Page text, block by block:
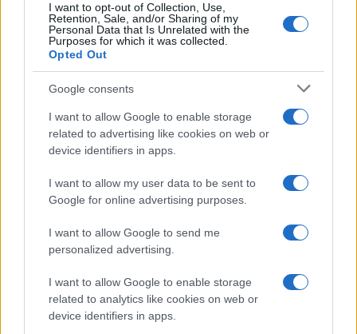
I want to opt-out of Collection, Use,
Retention, Sale, and/or Sharing of my
Personal Data that Is Unrelated with the
Purposes for which it was collected.
Opted Out
Google consents
I want to allow Google to enable storage
related to advertising like cookies on web or
device identifiers in apps.
I want to allow my user data to be sent to
Google for online advertising purposes.
I want to allow Google to send me
personalized advertising.
I want to allow Google to enable storage
related to analytics like cookies on web or
device identifiers in apps.
Guida a tre mood look ispirati alle eroine dei
videogiochi
Cristian Castiglioni · 6 Ago 2026